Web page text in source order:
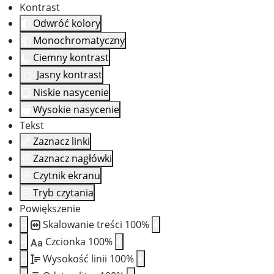
Kontrast
Odwróć kolory
Monochromatyczny
Ciemny kontrast
Jasny kontrast
Niskie nasycenie
Wysokie nasycenie
Tekst
Zaznacz linki
Zaznacz nagłówki
Czytnik ekranu
Tryb czytania
Powiększenie
Skalowanie treści 100%
Aa Czcionka 100%
Wysokość linii 100%